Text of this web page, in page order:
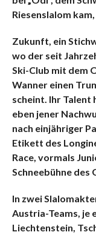
Riesenslalom
Zukunft, ein
wo der seit
Ski-Club mit dem
Wanner einen
scheint. Ihr Talent
eben jener
nach einjähriger
Etikett des
Race, vormals
Schneebühne des
In zwei
Austria-Teams, je
Liechtenstein,